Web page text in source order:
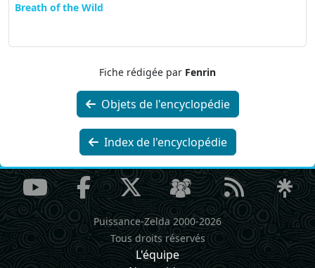
Breath of the Wild
Fiche rédigée par Fenrin
Objets de l'encyclopédie
Index de l'encyclopédie
Puissance-Zelda 2000-2026
Tous droits réservés
L'équipe